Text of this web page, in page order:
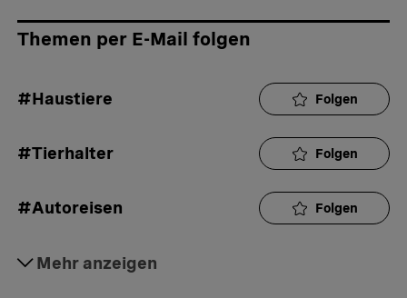
Themen per E-Mail folgen
#Haustiere Folgen
#Tierhalter Folgen
#Autoreisen Folgen
Mehr anzeigen
#Reisen